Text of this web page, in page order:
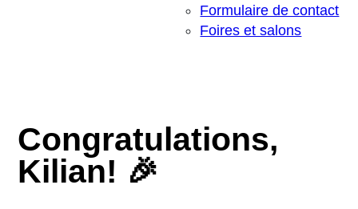
Formulaire de contact
Foires et salons
Congratulations,
Kilian! 🎉